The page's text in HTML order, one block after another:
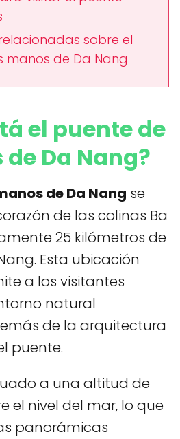
sobre el
manos de Da Nang
el puente de
Da Nang?
de Da Nang se
de las colinas Ba
25 kilómetros de
Esta ubicación
a los visitantes
natural
de la arquitectura
puente.
a una altitud de
el nivel del mar, lo que
panorámicas